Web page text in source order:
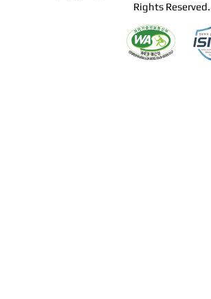
Rights Reserved.